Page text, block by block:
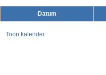
Datum
Toon kalender